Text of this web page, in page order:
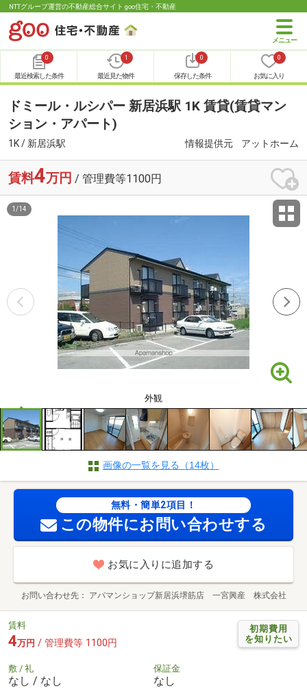
NTTグループ運営の不動産総合サイト goo住宅・不動産
0
最近検索した条件
1
最近見た物件
0
保存した条件
0
お気に入り
ドミール・ルシパー 新居浜駅 1K 賃貸(賃貸マン
ション・アパート)
1K / 新居浜駅 情報提供元 アットホーム
賃料4万円 / 管理費等1100円
外観
1 /14
画像の一覧を見る（14枚）
無料・簡単2項目！
この物件にお問い合わせする
お気に入りに追加する
お問い合わせ先 アパマンショップ新居浜堺筋店 一宮興産 株式会社
初期費用
を知りたい
賃料
4万円 / 管理費等 1100円
敷 / 礼
なし / なし
保証金
なし